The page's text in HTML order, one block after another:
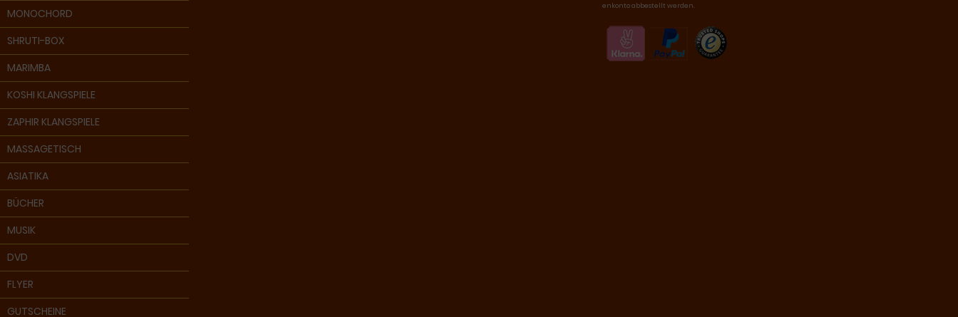
MONOCHORD
SHRUTI-BOX
MARIMBA
KOSHI KLANGSPIELE
ZAPHIR KLANGSPIELE
MASSAGETISCH
ASIATIKA
BÜCHER
MUSIK
DVD
FLYER
GUTSCHEINE
enkonto abbestellt werden.